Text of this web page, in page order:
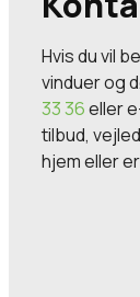
Hvis du vil
vinduer og
33 36eller
tilbud,
hjem eller